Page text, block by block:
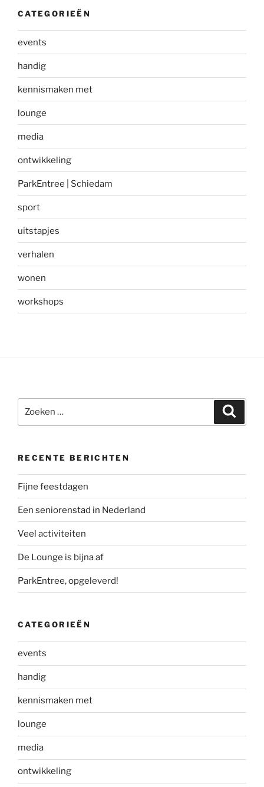
CATEGORIEËN
events
handig
kennismaken met
lounge
media
ontwikkeling
ParkEntree | Schiedam
sport
uitstapjes
verhalen
wonen
workshops
naar:
RECENTE BERICHTEN
Fijne feestdagen
Een seniorenstad in Nederland
Veel activiteiten
De Lounge is bijna af
ParkEntree, opgeleverd!
CATEGORIEËN
events
handig
kennismaken met
lounge
media
ontwikkeling